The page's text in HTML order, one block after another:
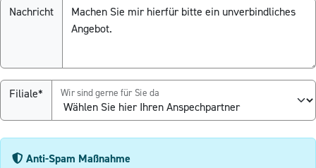
Nachricht
Filiale* Wir sind gerne für Sie da
Anti-Spam Maßnahme